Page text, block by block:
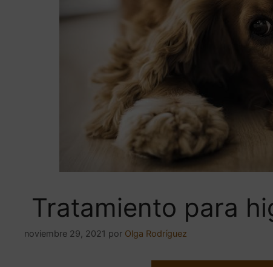
Tratamiento para
noviembre 29, 2021 por Olga Rodríguez